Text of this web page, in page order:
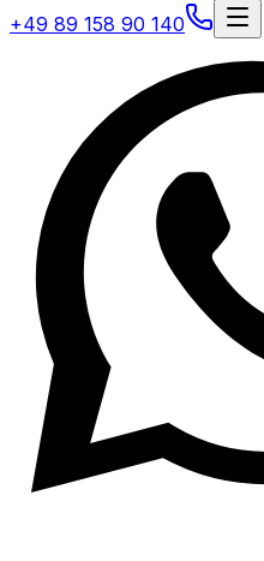
+49 89 158 90 140